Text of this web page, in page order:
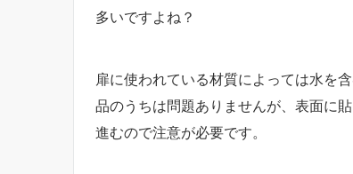
多いですよね？
扉に使われている材質によっては水を
品のうちは問題ありませんが、表面に
進むので注意が必要です。